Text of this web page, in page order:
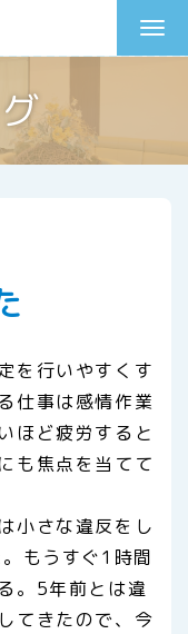
を行いやすくす
仕事は感情作業
ほど疲労すると
も焦点を当てて
小さな違反をし
もうすぐ1時間
。5年前とは違
てきたので、今